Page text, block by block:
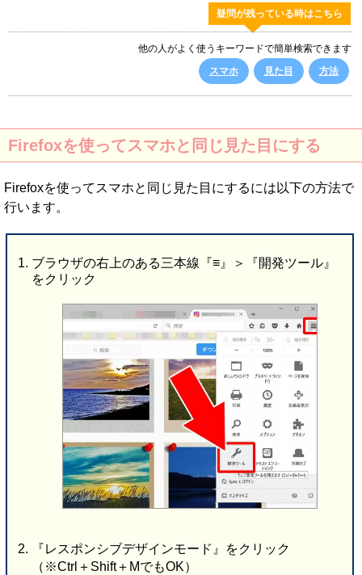
疑問が残っている時はこちら
他の人がよく使うキーワードで簡単検索できます
スマホ
見た目 方法
Firefoxを使ってスマホと同じ見た目にする
Firefoxを使ってスマホと同じ見た目にするには以下の方法で
行います。
ブラウザの右上のある三本線『≡』＞『開発ツール』
をクリック
『レスポンシブデザインモード』をクリック
（※Ctrl＋Shift＋MでもOK）